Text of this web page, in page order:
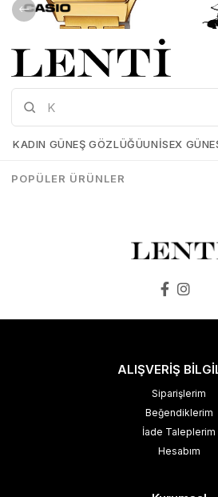
Casio-LA680WGA-1BDF
₺3.737,30
ALIŞVERİŞ
Siparişlerim
Beğendiklerim
İade Taleplerim
Hesabım
KADIN GÜNEŞ GÖZLÜĞÜUNISEX
POPÜLER ÜRÜNLER